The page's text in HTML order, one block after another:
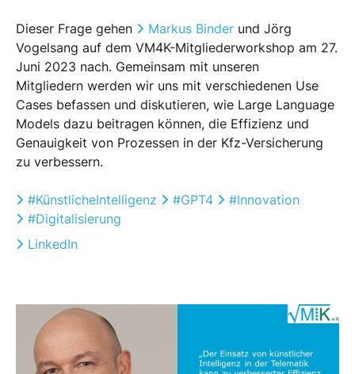
Dieser Frage gehen Markus Binder und Jörg
Vogelsang auf dem VM4K-Mitgliederworkshop am 27.
Juni 2023 nach. Gemeinsam mit unseren
Mitgliedern werden wir uns mit verschiedenen Use
Cases befassen und diskutieren, wie Large Language
Models dazu beitragen können, die Effizienz und
Genauigkeit von Prozessen in der Kfz-Versicherung
zu verbessern.
#KünstlicheIntelligenz #GPT4 #Innovation
#Digitalisierung
LinkedIn